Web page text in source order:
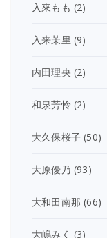
入來もも (2)
入来茉里 (9)
内田理央 (2)
和泉芳怜 (2)
大久保桜子 (50)
大原優乃 (93)
大和田南那 (66)
大嶋みく (3)